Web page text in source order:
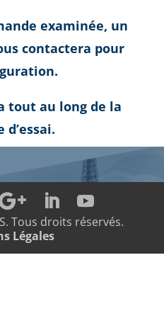
examinée, un
contactera pour
tout au long de la
d’essai.
Tous droits réservés.
Légales